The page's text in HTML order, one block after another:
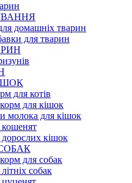
домашніх тварин
для тварин
для котів
для кішок
молока для кішок
кішок
для собак
собак